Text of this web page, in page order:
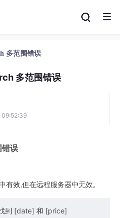
多范围错误
多范围错误
09:52:39
误
有效,但在远程服务器中无效。
到 [date] 和 [price]